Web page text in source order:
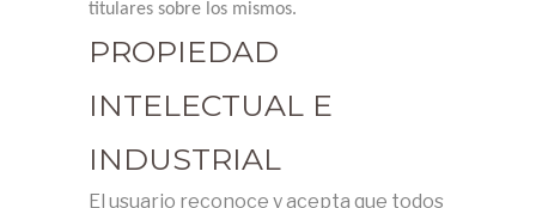
titulares sobre los mismos.
PROPIEDAD
INTELECTUAL E
INDUSTRIAL
El usuario reconoce y acepta que todos